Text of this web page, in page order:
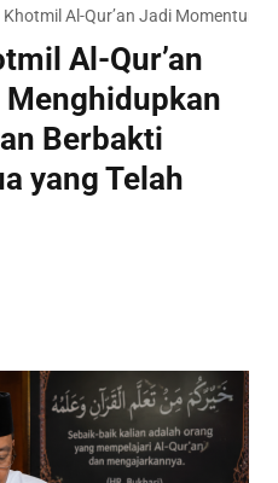
Al-Qur’an Jadi Momentum
Al-Qur’an
Berbakti
yang Telah